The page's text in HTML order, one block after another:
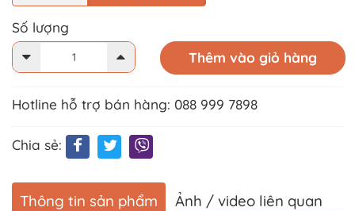
Số lượng
Thêm vào giỏ hàng
Hotline hỗ trợ bán hàng: 088 999 7898
Chia sẻ:
Thông tin sản phẩm Ảnh / video liên quan